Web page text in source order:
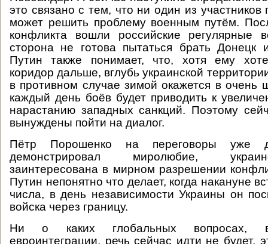
это связано с тем, что ни один из участников
может решить проблему военным путём.
конфликта вошли российские регулярные
сторона не готова пытаться брать Донецк
Путин также понимает, что, хотя ему
коридор дальше, вглубь украинской
в противном случае зимой окажется в очень
каждый день боёв будет приводить к
нарастанию западных санкций. Поэтому
вынуждены пойти на диалог.
Пётр Порошенко на переговоры уже
демонстрировал миролюбие,
заинтересована в мирном разрешении
Путин непонятно что делает, когда накануне
числа, в день независимости Украины он
войска через границу.
Ни о каких глобальных вопросах,
евроинтеграции, речь сейчас идти не будет,